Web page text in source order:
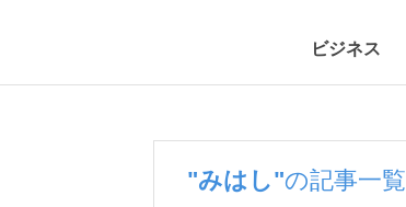
ビジネス
"みはし"の記事一覧